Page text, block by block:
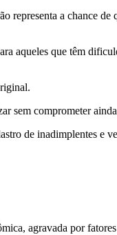
representa a chance
aqueles que têm
sem comprometer
de inadimplentes e
agravada por